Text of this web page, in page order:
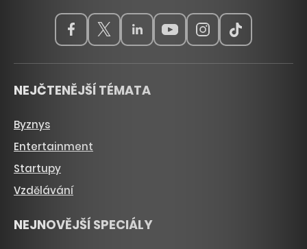
NEJČTENĚJŠÍ TÉMATA
Byznys
Entertainment
Startupy
Vzdělávání
NEJNOVĚJŠÍ SPECIÁLY